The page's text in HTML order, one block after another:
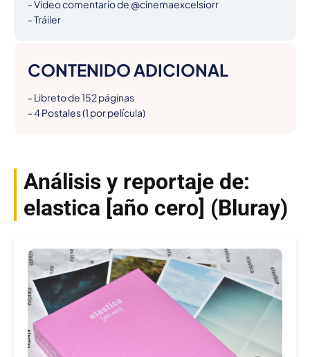
- Video comentario de @cinemaexcelsiorr
- Tráiler
CONTENIDO ADICIONAL
- Libreto de 152 páginas
- 4 Postales (1 por película)
Análisis y reportaje de:
elastica [año cero] (Bluray)